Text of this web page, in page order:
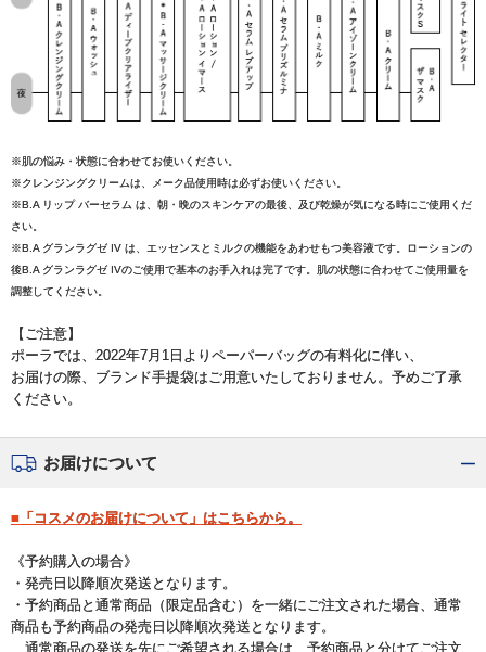
※肌の悩み・状態に合わせてお使いください。
※クレンジングクリームは、メーク品使用時は必ずお使いください。
※B.A リップ バーセラム は、朝・晩のスキンケアの最後、及び乾燥が気になる時にご使用くだ
さい。
※B.A グランラグゼ IV は、エッセンスとミルクの機能をあわせもつ美容液です。ローションの
後B.A グランラグゼ IVのご使用で基本のお手入れは完了です。肌の状態に合わせてご使用量を
調整してください。
【ご注意】
ポーラでは、2022年7月1日よりペーパーバッグの有料化に伴い、
お届けの際、ブランド手提袋はご用意いたしておりません。予めご了承
ください。
お届けについて
■「コスメのお届けについて」はこちらから。
《予約購入の場合》
・発売日以降順次発送となります。
・予約商品と通常商品（限定品含む）を一緒にご注文された場合、通常
商品も予約商品の発売日以降順次発送となります。
通常商品の発送を先にご希望される場合は、予約商品と分けてご注文